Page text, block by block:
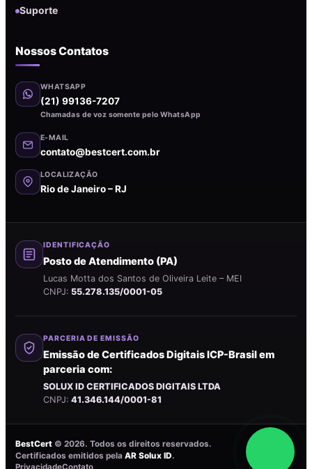
Suporte
Nossos Contatos
WHATSAPP
(21) 99136-7207
Chamadas de voz somente pelo WhatsApp
E-MAIL
contato@bestcert.com.br
LOCALIZAÇÃO
Rio de Janeiro – RJ
IDENTIFICAÇÃO
Posto de Atendimento (PA)
Lucas Motta dos Santos de Oliveira Leite – MEI
CNPJ: 55.278.135/0001-05
PARCERIA DE EMISSÃO
Emissão de Certificados Digitais ICP-Brasil em
parceria com:
SOLUX ID CERTIFICADOS DIGITAIS LTDA
CNPJ: 41.346.144/0001-81
BestCert © 2026. Todos os direitos reservados.
Certificados emitidos pela AR Solux ID.